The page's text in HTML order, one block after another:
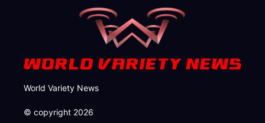
World Variety News
© copyright 2026